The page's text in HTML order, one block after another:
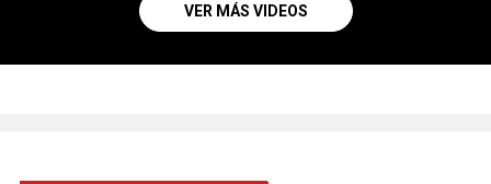
VER MÁS VIDEOS